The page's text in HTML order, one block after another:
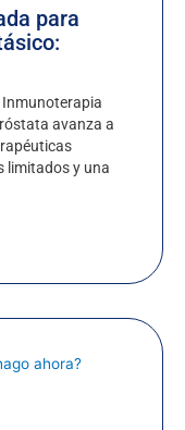
para
avanza a
limitados y una